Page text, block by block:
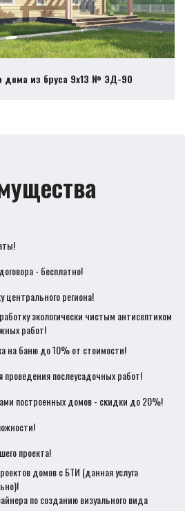
дома из бруса 9х13 № ЭД-90
- бесплатно!
центрального региона!
экологически чистым антисептиком
работ!
на баню до 10% от стоимости!
послеусадочных работ!
построенных домов - скидки до 20%!
проекта!
домов с БТИ (данная услуга
по созданию визуального вида